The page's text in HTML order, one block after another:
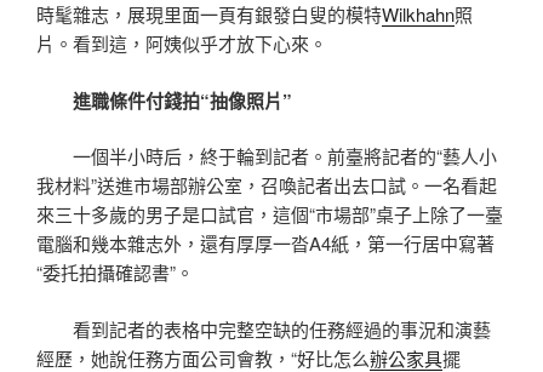
時髦雜志，展現里面一頁有銀發白叟的模特Wilkhahn照
片。看到這，阿姨似乎才放下心來。
進職條件付錢拍“抽像照片”
一個半小時后，終于輪到記者。前臺將記者的“藝人小
我材料”送進市場部辦公室，召喚記者出去口試。一名看起
來三十多歲的男子是口試官，這個“市場部”桌子上除了一臺
電腦和幾本雜志外，還有厚厚一沓A4紙，第一行居中寫著
“委托拍攝確認書”。
看到記者的表格中完整空缺的任務經過的事況和演藝
經歷，她說任務方面公司會教，“好比怎么辦公家具擺